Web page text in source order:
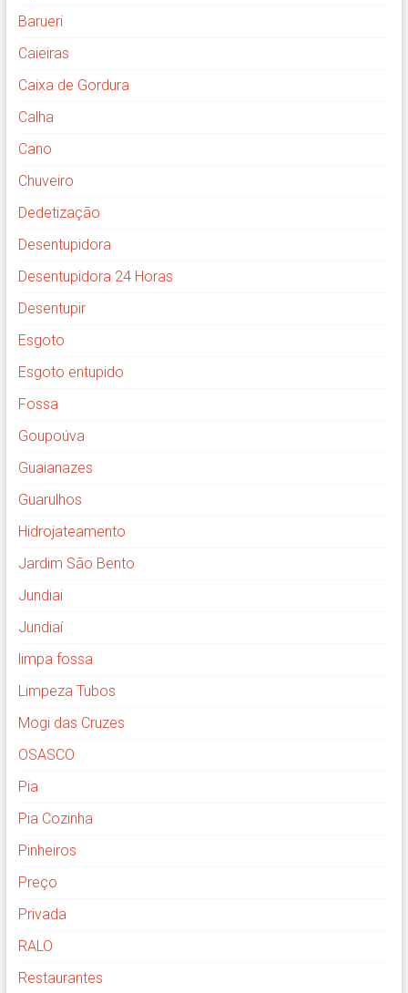
Barueri
Caieiras
Caixa de Gordura
Calha
Cano
Chuveiro
Dedetização
Desentupidora
Desentupidora 24 Horas
Desentupir
Esgoto
Esgoto entupido
Fossa
Goupoúva
Guaianazes
Guarulhos
Hidrojateamento
Jardim São Bento
Jundiai
Jundiaí
limpa fossa
Limpeza Tubos
Mogi das Cruzes
OSASCO
Pia
Pia Cozinha
Pinheiros
Preço
Privada
RALO
Restaurantes